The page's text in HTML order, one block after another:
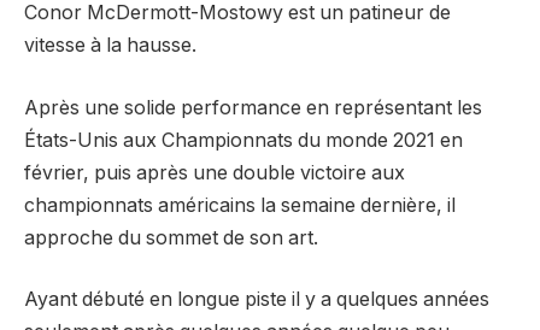
Conor McDermott-Mostowy est un patineur de
vitesse à la hausse.
Après une solide performance en représentant les
États-Unis aux Championnats du monde 2021 en
février, puis après une double victoire aux
championnats américains la semaine dernière, il
approche du sommet de son art.
Ayant débuté en longue piste il y a quelques années